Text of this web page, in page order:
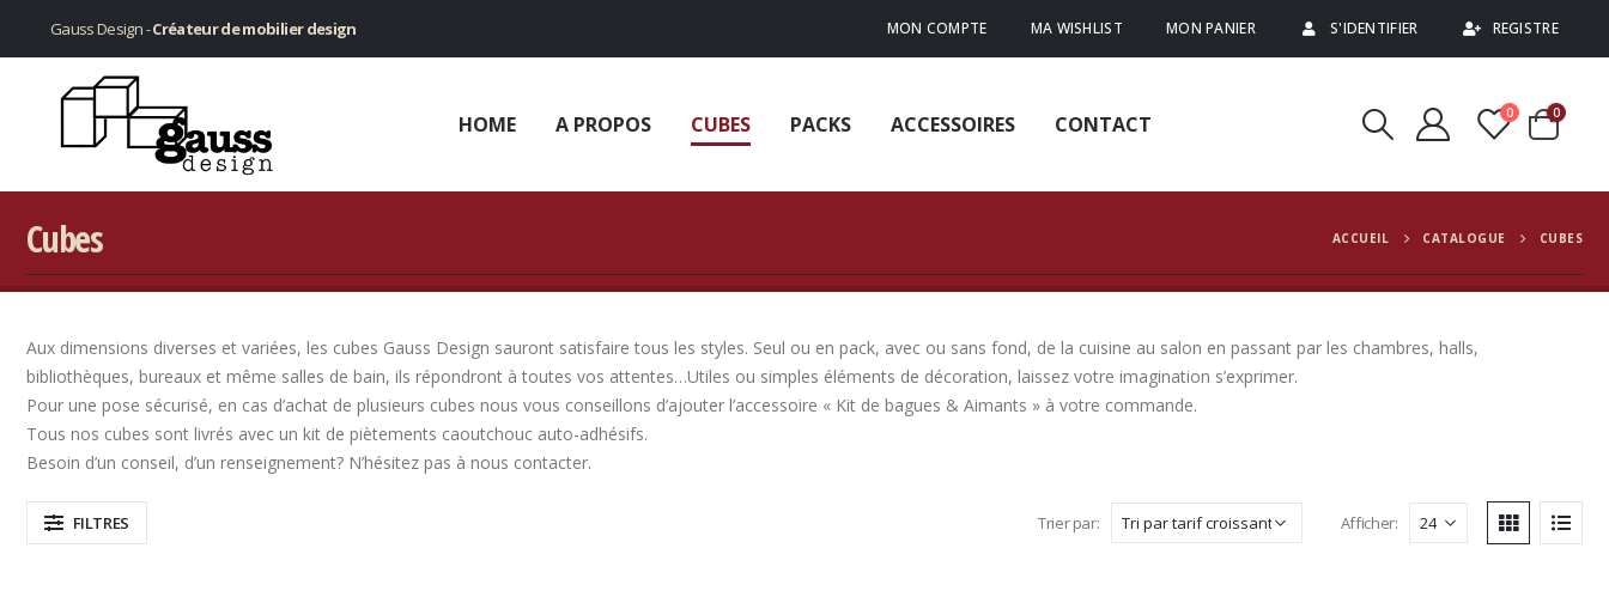
Gauss Design -Créateur de mobilier design MON COMPTE MA WISHLIST MON PANIER S'IDENTIFIER REGISTRE
HOME A PROPOS CUBES PACKS ACCESSOIRES CONTACT 0 0
Cubes ACCUEIL CATALOGUE CUBES
Aux dimensions diverses et variées, les cubes Gauss Design sauront satisfaire tous les styles. Seul ou en pack, avec ou sans fond, de la cuisine au salon en passant par les chambres, halls,
bibliothèques, bureaux et même salles de bain, ils répondront à toutes vos attentes…Utiles ou simples éléments de décoration, laissez votre imagination s’exprimer.
Pour une pose sécurisé, en cas d’achat de plusieurs cubes nous vous conseillons d’ajouter l’accessoire « Kit de bagues & Aimants » à votre commande.
Tous nos cubes sont livrés avec un kit de piètements caoutchouc auto-adhésifs.
Besoin d’un conseil, d’un renseignement? N’hésitez pas à nous contacter.
FILTRES Trier par: Afficher: